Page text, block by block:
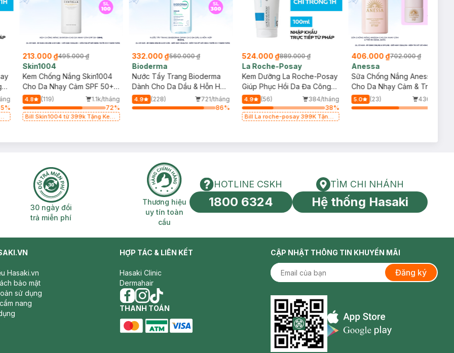
%
213.000 ₫495.000 ₫
Skin1004
Kem Chống Nắng Skin1004
Cho Da Nhạy Cảm SPF 50+
50ml
4.8 (119)
1.1k/tháng
72%
Bill Skin1004 từ 399k Tặng Kem
332.000 ₫560.000 ₫
Bioderma
Nước Tẩy Trang Bioderma
Dành Cho Da Dầu & Hỗn Hợp
500ml
4.9 (228)
721/tháng
86%
524.000 ₫889.000 ₫
La Roche-Posay
Kem Dưỡng La Roche-Posay
Giúp Phục Hồi Da Đa Công
Dụng 100ml
4.9 (56)
384/tháng
38%
Bill La roche-posay 399K Tặng
406.000 ₫702.000 ₫
Anessa
Sữa Chống Nắng Anessa
Cho Da Nhạy Cảm & Trẻ Em
60ml (Mới)
5.0 (23)
436/tháng
2H 30 ngày đổi trả miễn phí
30 ngày đổi
trả miễn phí
Thương hiệu uy tín toàn cầu
Thương hiệu
uy tín toàn
cầu
HOTLINE CSKH
HOTLINE CSKH
1800 6324
Tìm chi nhánh
TÌM CHI NHÁNH
Hệ thống Hasaki
Hasaki.vn
bảo mật
sử dụng
nang
HỢP TÁC & LIÊN KẾT
Hasaki Clinic
Dermahair
facebook
instagram
tiktok
THANH TOÁN
CẬP NHẬT THÔNG TIN KHUYẾN MÃI
Đăng ký
Appstore icon